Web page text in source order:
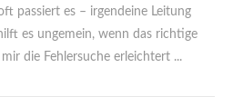
passiert es – irgendeine Leitung
es ungemein, wenn das richtige
mir die Fehlersuche erleichtert ...